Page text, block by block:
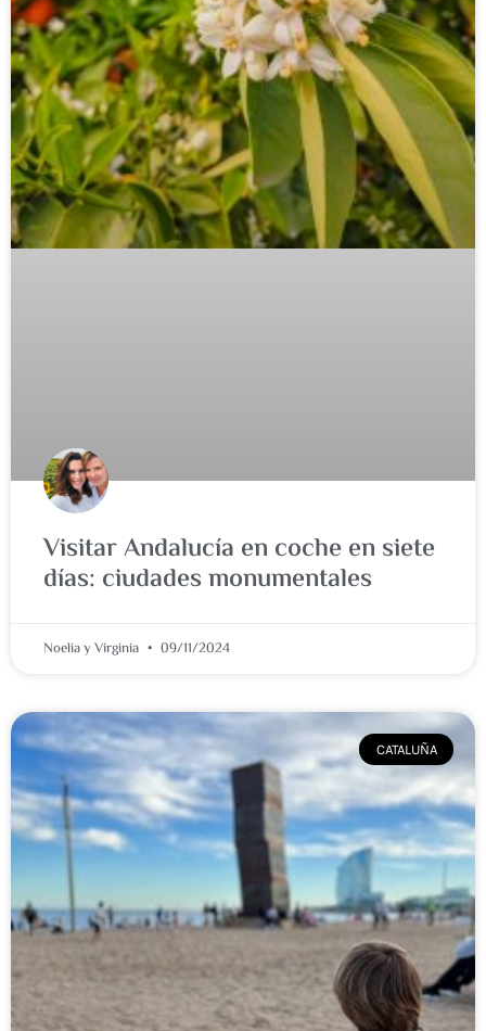
Visitar Andalucía en coche en siete
días: ciudades monumentales
Noelia y Virginia 09/11/2024
CATALUÑA